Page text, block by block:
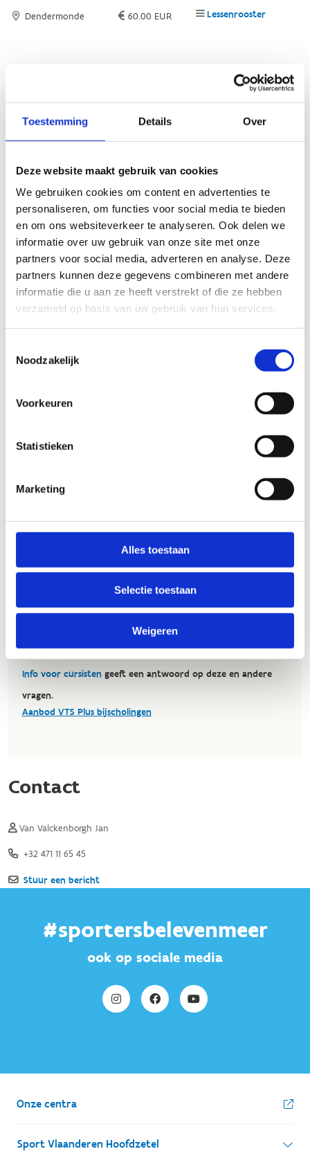
Toestemming Details Over
Deze website maakt gebruik van cookies
We gebruiken cookies om content en advertenties te
personaliseren, om functies voor social media te bieden
en om ons websiteverkeer te analyseren. Ook delen we
informatie over uw gebruik van onze site met onze
partners voor social media, adverteren en analyse. Deze
partners kunnen deze gegevens combineren met andere
informatie die u aan ze heeft verstrekt of die ze hebben
verzameld op basis van uw gebruik van hun services.
Noodzakelijk
Voorkeuren
Statistieken
Marketing
Alles toestaan
Selectie toestaan
Weigeren
#sportersbelevenmeer
ook op sociale media
Onze centra
Sport Vlaanderen Hoofdzetel